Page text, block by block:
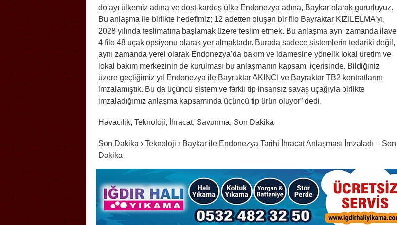
dolayı ülkemiz adına ve dost-kardeş ülke Endonezya adına, Baykar olarak gururluyuz.
Bu anlaşma ile birlikte hedefimiz; 12 adetten oluşan bir filo Bayraktar KIZILELMA’yı,
2028 yılında teslimatına başlamak üzere teslim etmek. Bu anlaşma aynı zamanda ilave
4 filo 48 uçak opsiyonu olarak yer almaktadır. Burada sadece sistemlerin tedariki değil,
aynı zamanda yerel olarak Endonezya’da bakım ve idamesine yönelik lokal üretim ve
lokal bakım merkezinin de kurulması bu anlaşmanın kapsamı içerisinde. Bildiğiniz
üzere geçtiğimiz yıl Endonezya ile Bayraktar AKINCI ve Bayraktar TB2 kontratlarını
imzalamıştık. Bu da üçüncü sistem ve farklı tip insansız savaş uçağıyla birlikte
imzaladığımız anlaşma kapsamında üçüncü tip ürün oluyor” dedi.
Havacılık, Teknoloji, İhracat, Savunma, Son Dakika
Son Dakika › Teknoloji › Baykar ile Endonezya Tarihi İhracat Anlaşması İmzaladı – Son
Dakika